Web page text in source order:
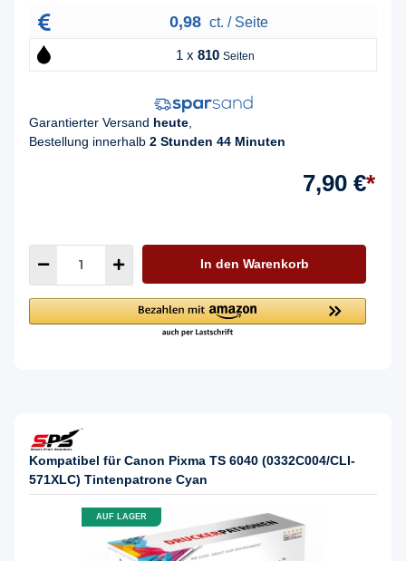
0,98 ct. / Seite
1 x 810 Seiten
Garantierter Versand heute
Bestellung innerhalb 2 Stunden 44 Minuten
7,90 €*
In den Warenkorb
Kompatibel für Canon Pixma TS 6040 (0332C004/CLI-
571XLC) Tintenpatrone Cyan
AUF LAGER